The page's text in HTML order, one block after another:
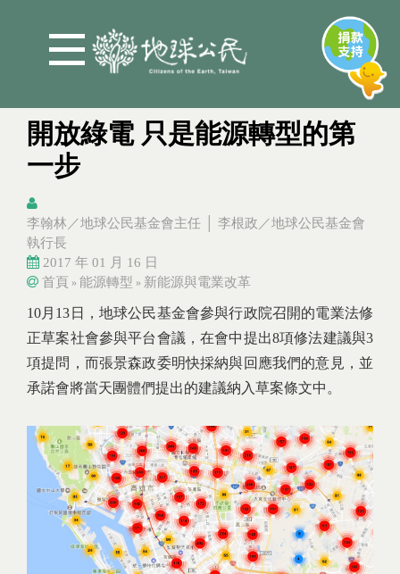
開放綠電 只是能源轉型的第
一步
李翰林／地球公民基金會主任 │ 李根政／地球公民基金會
執行長
2017 年 01 月 16 日
You are here
首頁 » 能源轉型 » 新能源與電業改革
You are here
10月13日，地球公民基金會參與行政院召開的電業法修
正草案社會參與平台會議，在會中提出8項修法建議與3
項提問，而張景森政委明快採納與回應我們的意見，並
承諾會將當天團體們提出的建議納入草案條文中。